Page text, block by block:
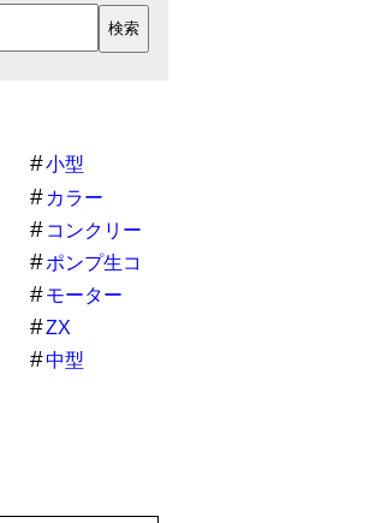
小型
カラー
コンクリー
トポンプ生コ
ンコンクリー
トコンクリー
トポン
モーター
ZX
中型